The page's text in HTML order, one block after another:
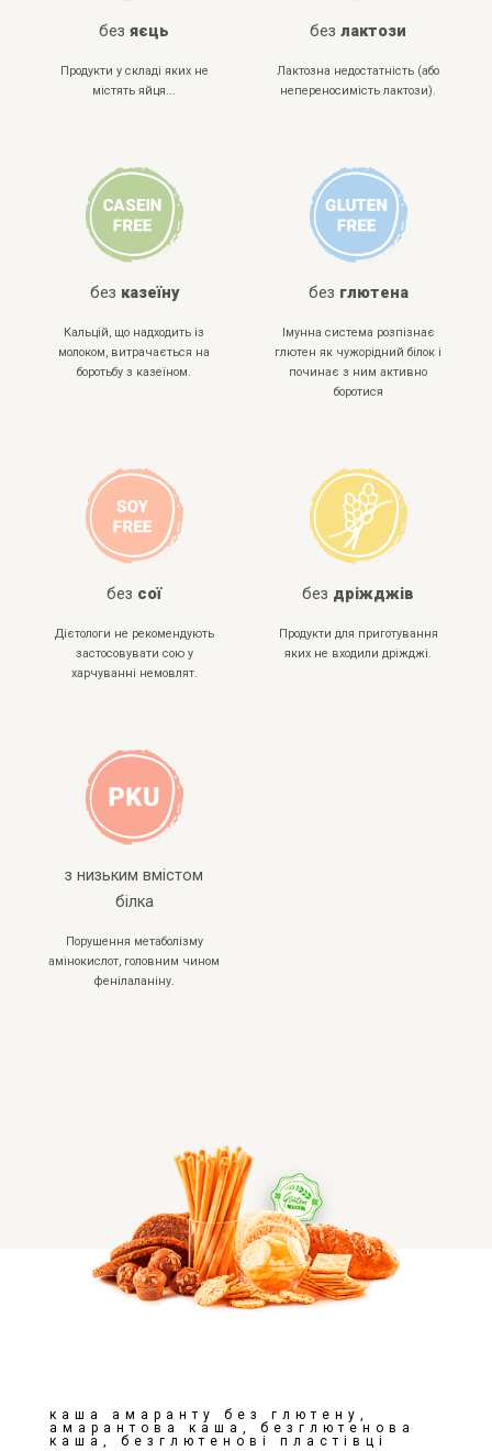
без яєць
Продукти у складі яких не
містять яйця...
без лактози
Лактозна недостатність (або
непереносимість лактози).
без казеїну
Кальцій, що надходить із
молоком, витрачається на
боротьбу з казеїном.
без глютена
Імунна система розпізнає
глютен як чужорідний білок і
починає з ним активно
боротися
без сої
Дієтологи не рекомендують
застосовувати сою у
харчуванні немовлят.
без дріжджів
Продукти для приготування
яких не входили дріжджі.
з низьким вмістом
білка
Порушення метаболізму
амінокислот, головним чином
фенілаланіну.
каша амаранту без глютену,
амарантова каша, безглютенова
каша, безглютенові пластівці